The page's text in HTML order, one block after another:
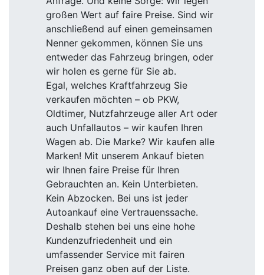
großen Wert auf faire Preise. Sind wir
anschließend auf einen gemeinsamen
Nenner gekommen, können Sie uns
entweder das Fahrzeug bringen, oder
wir holen es gerne für Sie ab.
Egal, welches Kraftfahrzeug Sie
verkaufen möchten – ob PKW,
Oldtimer, Nutzfahrzeuge aller Art oder
auch Unfallautos – wir kaufen Ihren
Wagen ab. Die Marke? Wir kaufen alle
Marken! Mit unserem Ankauf bieten
wir Ihnen faire Preise für Ihren
Gebrauchten an. Kein Unterbieten.
Kein Abzocken. Bei uns ist jeder
Autoankauf eine Vertrauenssache.
Deshalb stehen bei uns eine hohe
Kundenzufriedenheit und ein
umfassender Service mit fairen
Preisen ganz oben auf der Liste.